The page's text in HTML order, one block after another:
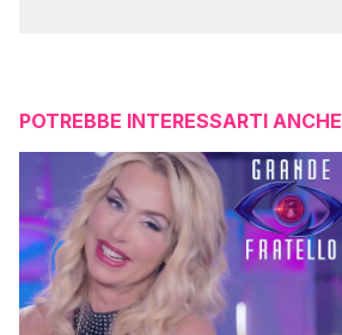
POTREBBE INTERESSARTI ANCHE